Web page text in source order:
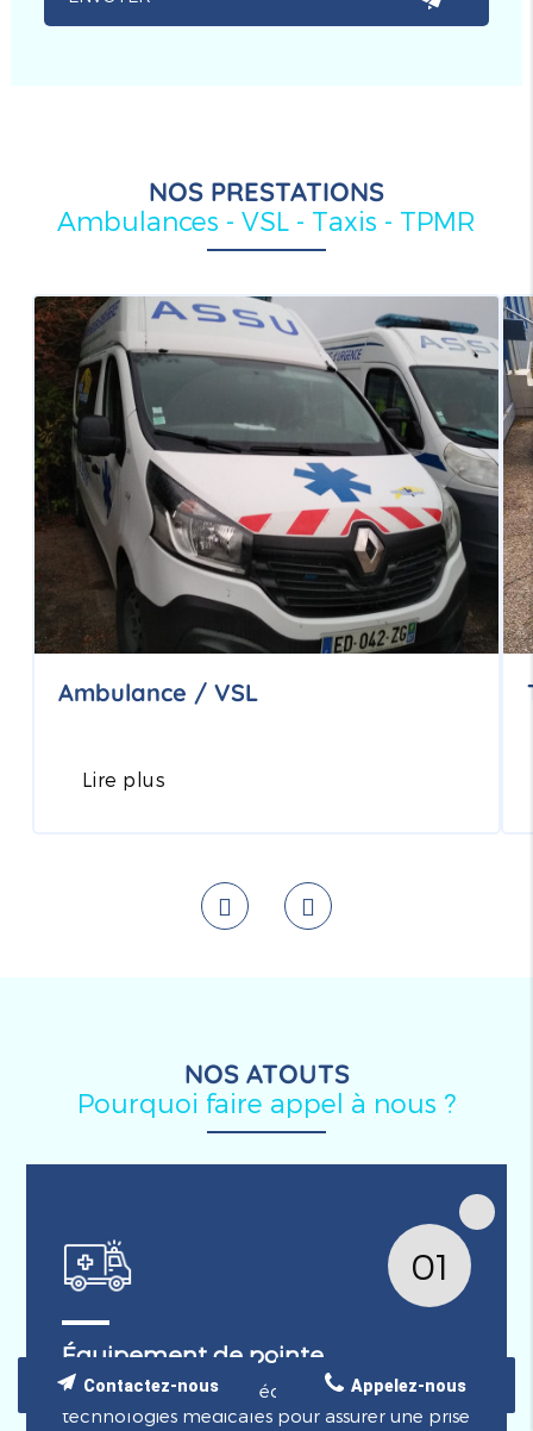
NOS PRESTATIONS
Ambulances - VSL - Taxis - TPMR
Ambulance / VSL
Lire plus
NOS ATOUTS
Pourquoi faire appel à nous ?
01
Équipement de pointe
Nos ambulances sont équipées des dernières
technologies médicales pour assurer une prise
Appelez-nous
Contactez-nous